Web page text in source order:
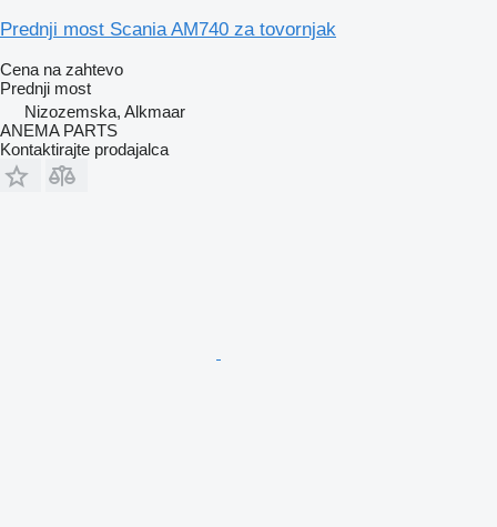
Prednji most Scania AM740 za tovornjak
Cena na zahtevo
Prednji most
Nizozemska, Alkmaar
ANEMA PARTS
Kontaktirajte prodajalca